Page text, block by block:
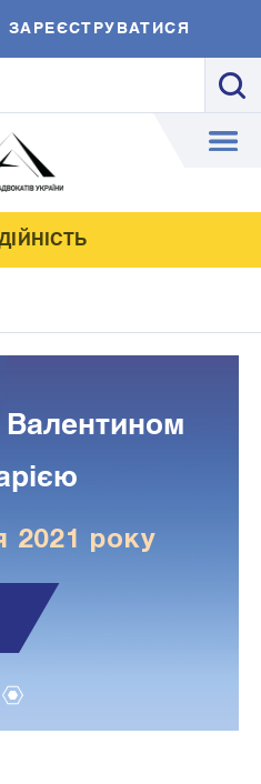
ЗАРЕЄСТРУВАТИСЯ
2021 року